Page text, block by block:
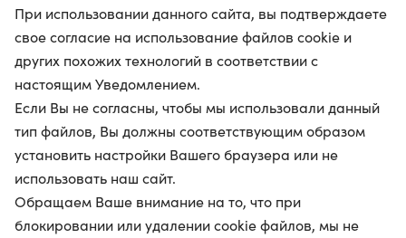
При использовании данного сайта, вы подтверждаете
свое согласие на использование файлов cookie и
других похожих технологий в соответствии с
настоящим Уведомлением.
Если Вы не согласны, чтобы мы использовали данный
тип файлов, Вы должны соответствующим образом
установить настройки Вашего браузера или не
использовать наш сайт.
Обращаем Ваше внимание на то, что при
блокировании или удалении cookie файлов, мы не